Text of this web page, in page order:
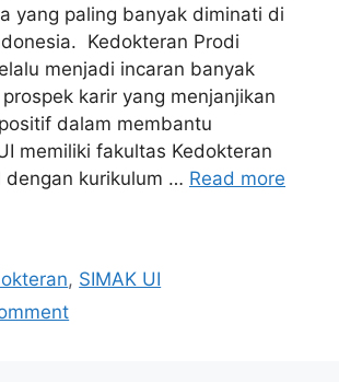
yang paling banyak diminati di
Kedokteran Prodi
menjadi incaran banyak
karir yang menjanjikan
dalam membantu
memiliki fakultas Kedokteran
dengan kurikulum … Read more
, SIMAK UI